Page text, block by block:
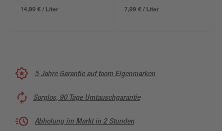
14,99 € / Liter 7,99 € / Liter
5 Jahre Garantie auf toom Eigenmarken
Sorglos, 90 Tage Umtauschgarantie
Abholung im Markt in 2 Stunden